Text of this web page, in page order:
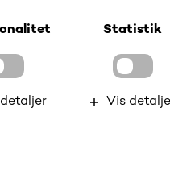
en bruger opnår et højere
ned